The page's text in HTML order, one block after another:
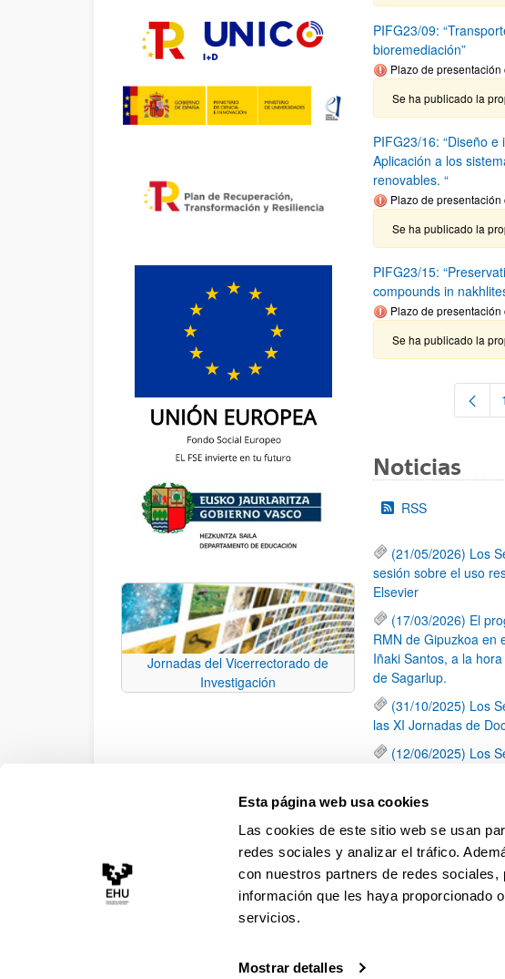
Esta página web usa cookies
Las cookies de este sitio web se usan
redes sociales y analizar el tráfico.
con nuestros partners de redes
información que les haya proporcionado
servicios.
Mostrar detalles
Jornadas del Vicerrectorado de
Investigación
PIFG23/09:
bioremediación”
Plazo de
Se ha publicado la
PIFG23/16: “Diseño
Aplicación a los
renovables. “
Plazo de
Se ha publicado la
PIFG23/15:
compounds in
Plazo de
Se ha publicado la
1
Noticias
RSS
(21/05/2026) Los
sesión sobre el uso
Elsevier
(17/03/2026) El
RMN de Gipuzkoa en
Iñaki Santos, a la
de Sagarlup.
(31/10/2025) Los
las XI Jornadas de
(12/06/2025) Los
una caracterización